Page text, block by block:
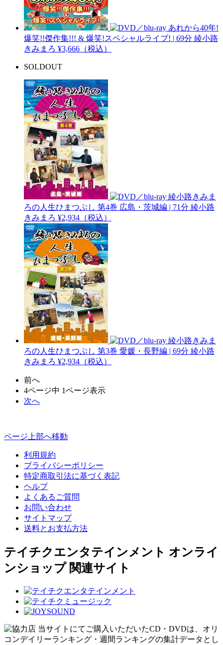
あれから40年!
爆笑!!傑作集!!! & 爆笑!スペシャルライブ! | 69分 綾小路
きみまろ ¥3,666（税込）
SOLDOUT
綾小路きみま
ろの人生ひまつぶし 第4巻 広島・茨城編 | 71分 綾小路
きみまろ ¥2,934（税込）
綾小路きみま
ろの人生ひまつぶし 第3巻 愛媛・長野編 | 69分 綾小路
きみまろ ¥2,934（税込）
前へ
4ページ中 1ページ表示
次へ
ページ上部へ移動
利用規約
プライバシーポリシー
特定商取引法に基づく表記
ヘルプ
よくあるご質問
お問い合わせ
サイトマップ
送料とお支払方法
テイチクエンタテインメント オンライ
ンショップ 関連サイト
当サイトにてご購入いただいたCD・DVDは、オリ
コンデイリーランキング・週間ランキングの集計データとし